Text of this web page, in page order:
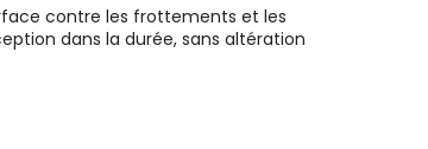
contre les frottements et les
dans la durée, sans altération